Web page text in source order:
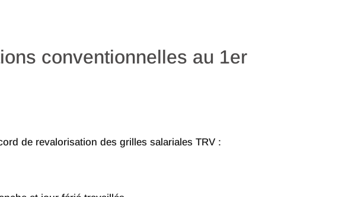
conventionnelles au 1er
de revalorisation des grilles salariales TRV :